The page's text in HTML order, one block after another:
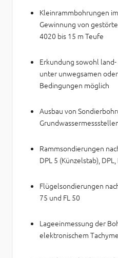
Kleinrammbohrungen
Gewinnung von
4020 bis 15 m Teufe
Erkundung sowohl
unter unwegsamen
Bedingungen möglich
Ausbau von
Rammsondierungen
DPL 5 (Künzelstab),
Flügelsondierungen
75 und FL 50
Lageeinmessung der
elektronischem